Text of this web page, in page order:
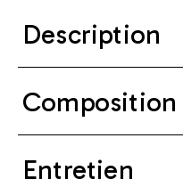
Description
Composition
Entretien